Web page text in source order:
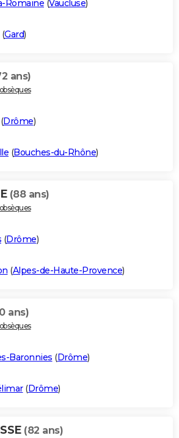
Romaine (Vaucluse)
(Gard)
ans)
(Drôme)
(Bouches-du-Rhône)
(88 ans)
(Drôme)
(Alpes-de-Haute-Provence)
ans)
Baronnies (Drôme)
(Drôme)
(82 ans)